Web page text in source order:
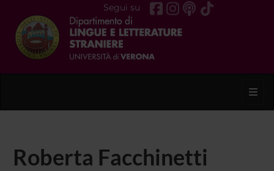
Segui su
Roberta Facchinetti